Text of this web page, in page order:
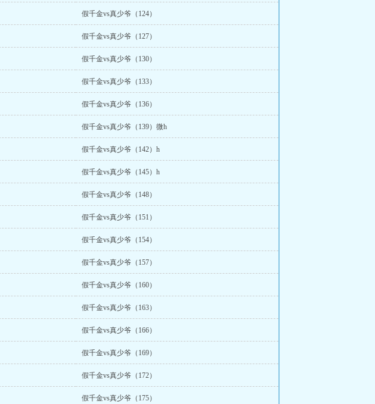
假千金vs真少爷（124）
假千金vs真少爷（127）
假千金vs真少爷（130）
假千金vs真少爷（133）
假千金vs真少爷（136）
假千金vs真少爷（139）微h
假千金vs真少爷（142）h
假千金vs真少爷（145）h
假千金vs真少爷（148）
假千金vs真少爷（151）
假千金vs真少爷（154）
假千金vs真少爷（157）
假千金vs真少爷（160）
假千金vs真少爷（163）
假千金vs真少爷（166）
假千金vs真少爷（169）
假千金vs真少爷（172）
假千金vs真少爷（175）